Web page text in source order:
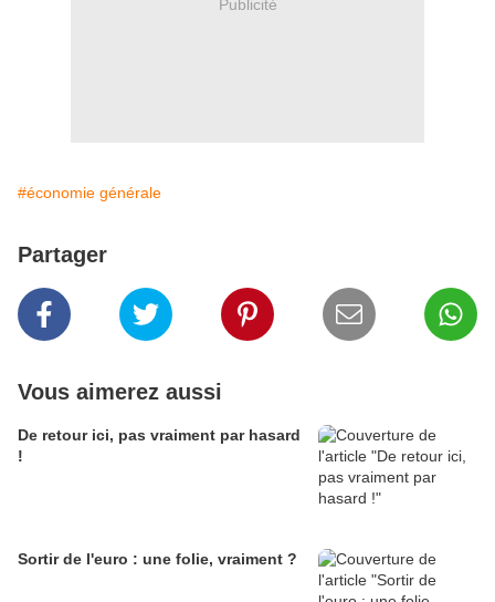
Publicité
#économie générale
Partager
Vous aimerez aussi
De retour ici, pas vraiment par hasard
!
Sortir de l'euro : une folie, vraiment ?